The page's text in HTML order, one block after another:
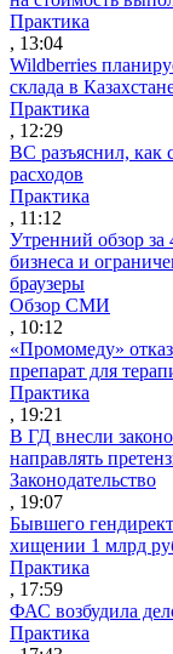
Практика
, 13:04
Wildberries
склада в
Практика
, 12:29
ВС разъяснил, как
расходов
Практика
, 11:12
Утренний обзор за
бизнеса и
браузеры
Обзор СМИ
, 10:12
«Промомеду»
препарат для
Практика
, 19:21
В ГД внесли
направлять
Законодательство
, 19:07
Бывшего
хищении 1 млрд
Практика
, 17:59
ФАС возбудила
Практика